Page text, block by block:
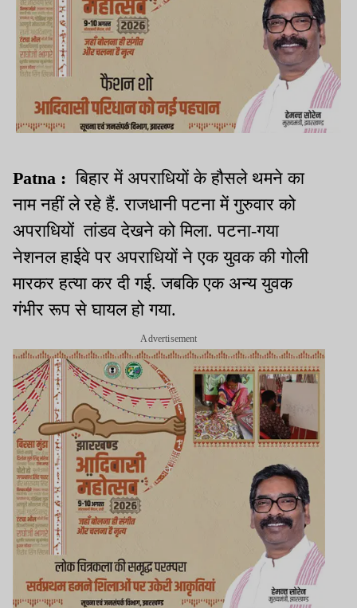
Patna : बिहार में अपराधियों के हौसले थमने का
नाम नहीं ले रहे हैं. राजधानी पटना में गुरुवार को
अपराधियों तांडव देखने को मिला. पटना-गया
नेशनल हाईवे पर अपराधियों ने एक युवक की गोली
मारकर हत्या कर दी गई. जबकि एक अन्य युवक
गंभीर रूप से घायल हो गया.
Advertisement